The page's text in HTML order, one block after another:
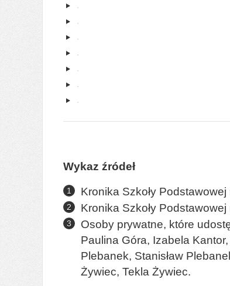
Wykaz źródeł
Kronika Szkoły
Kronika Szkoły
Osoby prywatne, które
Paulina Góra, Izabela
Plebanek, Stanisław
Żywiec, Tekla Żywiec.